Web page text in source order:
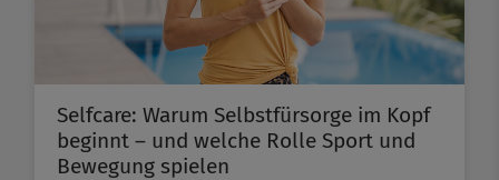
Selfcare: Warum Selbstfürsorge im Kopf
beginnt – und welche Rolle Sport und
Bewegung spielen